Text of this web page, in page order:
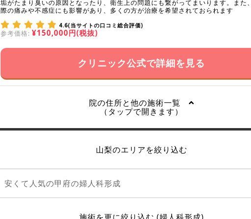
垢がたまり臭いの原因となったり、衛生上の問題にも繋がってまいります。また
際の痛みや不感症にも影響があり、多くの方が治療を希望されておられます
4.6(当サイトの口コミ総合評価)
参考価格: ¥150,000円(税抜)
クリニック公式で詳細を見る
院の住所と他の施術一覧
（タップで開きます）
山梨のエリアを絞り込む
安くて人気の甲府の婦人科形成